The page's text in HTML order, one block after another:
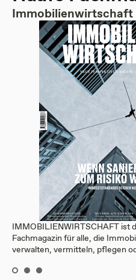
Immobilienwirtschaft
IMMOBILIENWIRTSCHAFT ist
Fachmagazin für alle, die
verwalten, vermitteln, pflegen